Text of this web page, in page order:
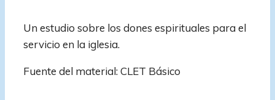
Un estudio sobre los dones espirituales para el
servicio en la iglesia.
Fuente del material: CLET Básico